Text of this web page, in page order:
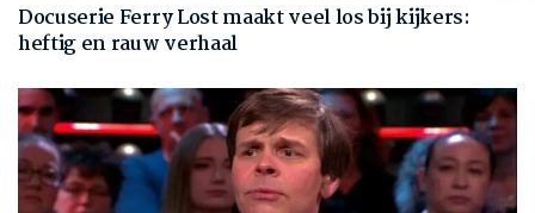
Docuserie Ferry Lost maakt veel los bij kijkers:
heftig en rauw verhaal